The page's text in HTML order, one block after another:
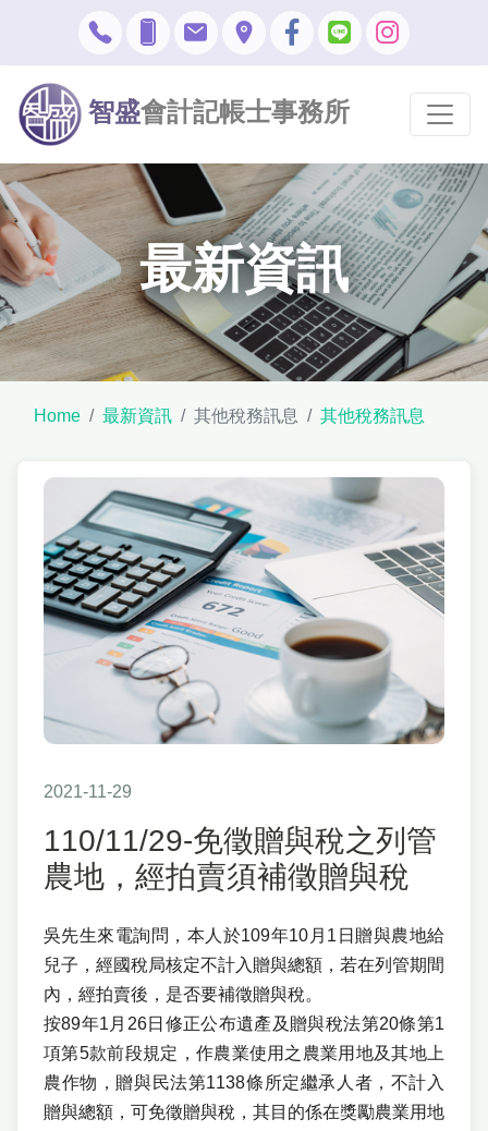
智盛會計記帳士事務所
最新資訊
Home 最新資訊 其他稅務訊息 其他稅務訊息
2021-11-29
110/11/29-免徵贈與稅之列管
農地，經拍賣須補徵贈與稅
吳先生來電詢問，本人於109年10月1日贈與農地給
兒子，經國稅局核定不計入贈與總額，若在列管期間
內，經拍賣後，是否要補徵贈與稅。
按89年1月26日修正公布遺產及贈與稅法第20條第1
項第5款前段規定，作農業使用之農業用地及其地上
農作物，贈與民法第1138條所定繼承人者，不計入
贈與總額，可免徵贈與稅，其目的係在獎勵農業用地